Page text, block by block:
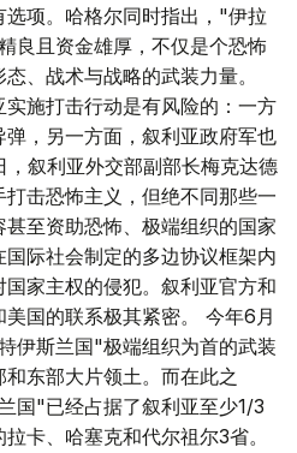
项。哈格尔同时指出，"伊拉
良且资金雄厚，不仅是个恐怖
、战术与战略的武装力量。
施打击行动是有风险的：一方
，另一方面，叙利亚政府军也
叙利亚外交部副部长梅克达德
击恐怖主义，但绝不同那些一
至资助恐怖、极端组织的国家
际社会制定的多边协议框架内
家主权的侵犯。叙利亚官方和
国的联系极其紧密。 今年6月
伊斯兰国"极端组织为首的武装
东部大片领土。而在此之
国"已经占据了叙利亚至少1/3
卡、哈塞克和代尔祖尔3省。